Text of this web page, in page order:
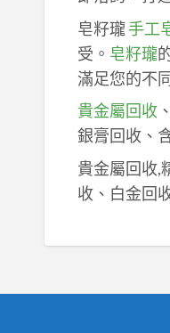
皂籽瓏手工
受。 皂籽瓏
滿足您的不
貴金屬回收
銀膏回收、
貴金屬回收,
收、白金回